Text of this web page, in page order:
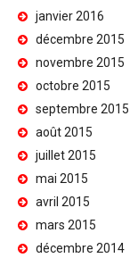
janvier 2016
décembre 2015
novembre 2015
octobre 2015
septembre 2015
août 2015
juillet 2015
mai 2015
avril 2015
mars 2015
décembre 2014